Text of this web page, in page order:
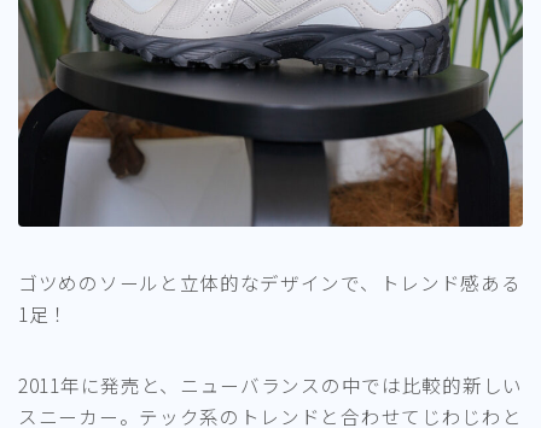
ゴツめのソールと立体的なデザインで、トレンド感ある
1足！
2011年に発売と、ニューバランスの中では比較的新しい
スニーカー。テック系のトレンドと合わせてじわじわと